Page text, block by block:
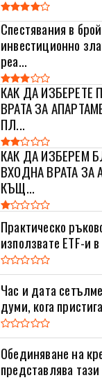
Спестявания в
инвестиционно
реа...
КАК ДА ИЗБЕРЕТЕ
ВРАТА ЗА
ПЛ...
КАК ДА ИЗБЕРЕМ
ВХОДНА ВРАТА ЗА
КЪЩ...
Практическо
използвате ETF-и
Час и дата
думи, кога
Обединяване на
представлява